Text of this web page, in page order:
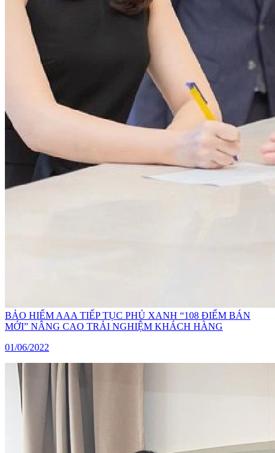
BẢO HIỂM AAA TIẾP TỤC PHỦ XANH “108 ĐIỂM BÁN
MỚI” NÂNG CAO TRẢI NGHIỆM KHÁCH HÀNG
01/06/2022